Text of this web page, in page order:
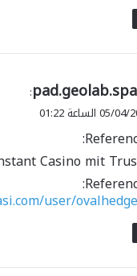
:
الساعة 01:22
Casino mit
user/